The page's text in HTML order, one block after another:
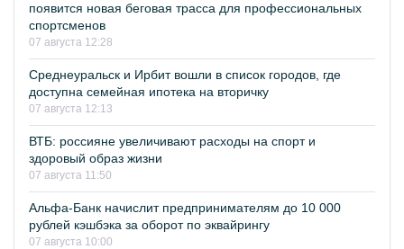
появится новая беговая трасса для профессиональных
спортсменов
07 августа 12:28
Среднеуральск и Ирбит вошли в список городов, где
доступна семейная ипотека на вторичку
07 августа 12:13
ВТБ: россияне увеличивают расходы на спорт и
здоровый образ жизни
07 августа 11:50
Альфа-Банк начислит предпринимателям до 10 000
рублей кэшбэка за оборот по эквайрингу
07 августа 10:00